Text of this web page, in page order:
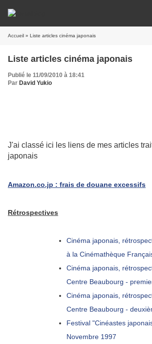
Accueil » Liste articles cinéma japonais
Liste articles cinéma japonais
Publié le 11/09/2010 à 18:41
Par David Yukio
J'ai classé ici les liens de mes articles
japonais
Amazon.co.jp : frais de douane excessifs
Rétrospectives
Cinéma japonais,
à la Cinémathèque
Cinéma japonais,
Centre Beaubourg -
Cinéma japonais,
Centre Beaubourg -
Festival "Cinéastes
Novembre 1997